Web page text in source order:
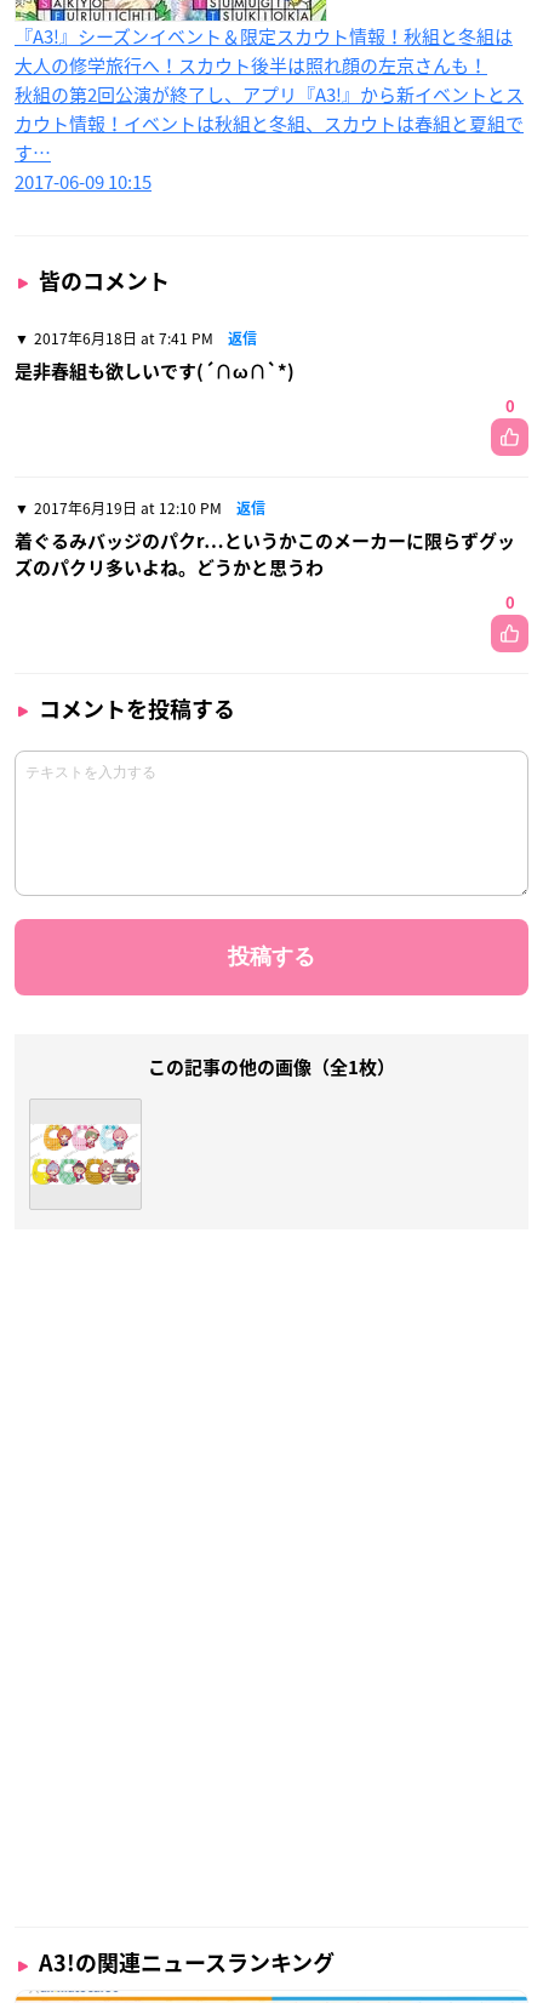
『A3!』シーズンイベント＆限定スカウト情報！秋組と冬組は
大人の修学旅行へ！スカウト後半は照れ顔の左京さんも！
秋組の第2回公演が終了し、アプリ『A3!』から新イベントとス
カウト情報！イベントは秋組と冬組、スカウトは春組と夏組で
す…
2017-06-09 10:15
皆のコメント
2017年6月18日 at 7:41 PM 返信
是非春組も欲しいです(´∩ω∩`*)
0
2017年6月19日 at 12:10 PM 返信
着ぐるみバッジのパクr…というかこのメーカーに限らずグッ
ズのパクリ多いよね。どうかと思うわ
0
コメントを投稿する
この記事の他の画像（全1枚）
A3!の関連ニュースランキング